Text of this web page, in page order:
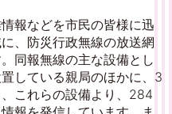
報などを市民の皆様に迅
、防災行政無線の放送網
同報無線の主な設備とし
している親局のほかに、3
これらの設備より、284